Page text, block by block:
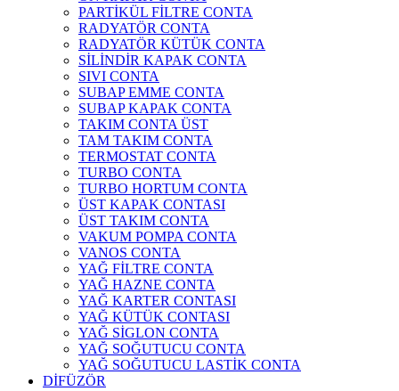
PARTİKÜL FİLTRE CONTA
RADYATÖR CONTA
RADYATÖR KÜTÜK CONTA
SİLİNDİR KAPAK CONTA
SIVI CONTA
SUBAP EMME CONTA
SUBAP KAPAK CONTA
TAKIM CONTA ÜST
TAM TAKIM CONTA
TERMOSTAT CONTA
TURBO CONTA
TURBO HORTUM CONTA
ÜST KAPAK CONTASI
ÜST TAKIM CONTA
VAKUM POMPA CONTA
VANOS CONTA
YAĞ FİLTRE CONTA
YAĞ HAZNE CONTA
YAĞ KARTER CONTASI
YAĞ KÜTÜK CONTASI
YAĞ SİGLON CONTA
YAĞ SOĞUTUCU CONTA
YAĞ SOĞUTUCU LASTİK CONTA
DİFÜZÖR